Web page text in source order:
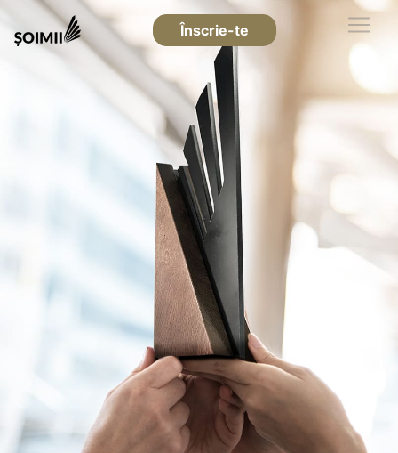
Înscrie-te